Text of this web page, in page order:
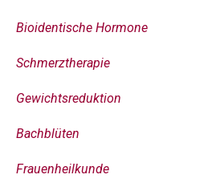
Bioidentische Hormone
Schmerztherapie
Gewichtsreduktion
Bachblüten
Frauenheilkunde